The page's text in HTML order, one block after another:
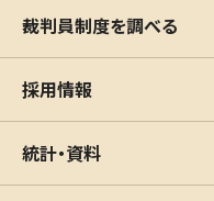
裁判員制度を調べる
採用情報
統計・資料